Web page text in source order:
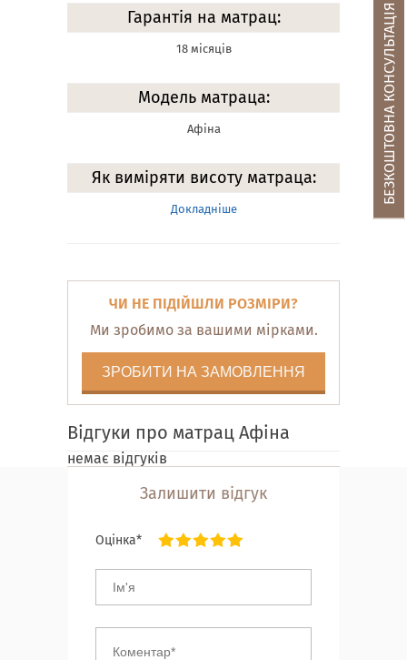
Гарантія на матрац:
18 місяців
Модель матраца:
Афіна
Як виміряти висоту матраца:
Докладніше
ЧИ НЕ ПІДІЙШЛИ РОЗМІРИ?
Ми зробимо за вашими мірками.
ЗРОБИТИ НА ЗАМОВЛЕННЯ
Відгуки про матрац Афіна
немає відгуків
Залишити відгук
Оцінка*
БЕЗКОШТОВНА КОНСУЛЬТАЦІЯ